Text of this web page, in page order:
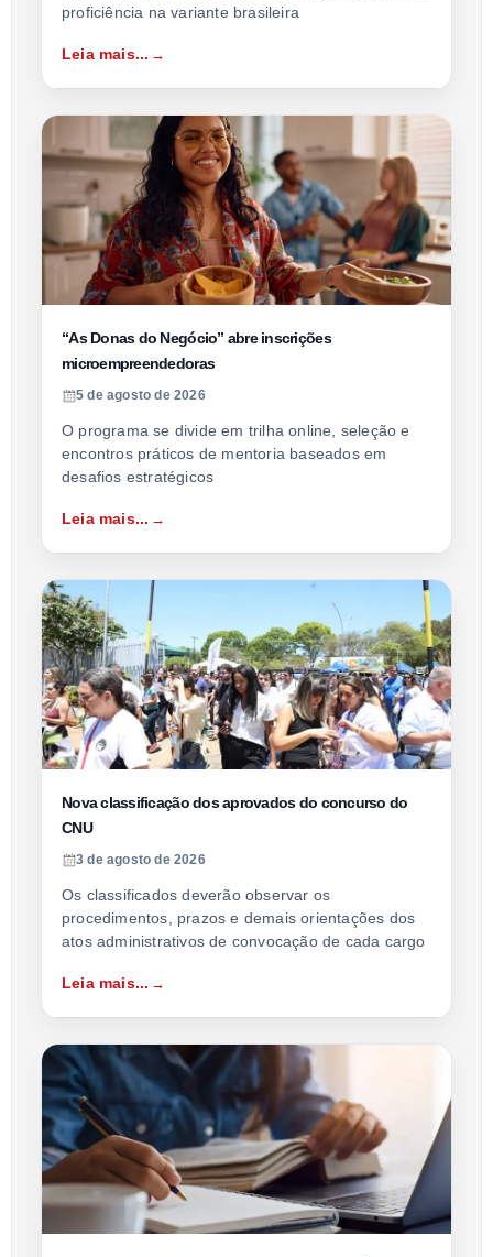
proficiência na variante brasileira
Leia mais...
“As Donas do Negócio” abre inscrições
microempreendedoras
5 de agosto de 2026
O programa se divide em trilha online, seleção e
encontros práticos de mentoria baseados em
desafios estratégicos
Leia mais...
Nova classificação dos aprovados do concurso do
CNU
3 de agosto de 2026
Os classificados deverão observar os
procedimentos, prazos e demais orientações dos
atos administrativos de convocação de cada cargo
Leia mais...